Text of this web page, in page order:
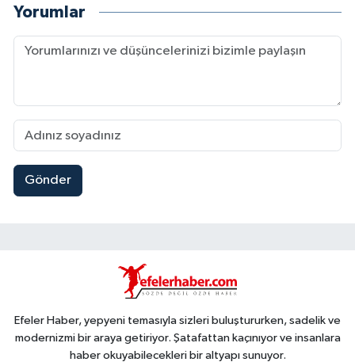
Yorumlar
Gönder
Efeler Haber, yepyeni temasıyla sizleri buluştururken, sadelik ve
modernizmi bir araya getiriyor. Şatafattan kaçınıyor ve insanlara
haber okuyabilecekleri bir altyapı sunuyor.